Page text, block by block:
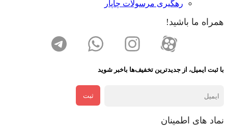
رهگیری مرسولات چاپار
همراه ما باشید!
با ثبت ایمیل، از جدید‌ترین تخفیف‌ها با‌خبر شوید
ثبت
نماد های اطمینان